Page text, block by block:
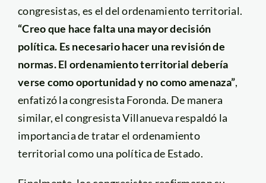
congresistas, es el del ordenamiento territorial.
“Creo que hace falta una mayor decisión
política. Es necesario hacer una revisión de
normas. El ordenamiento territorial debería
verse como oportunidad y no como amenaza”,
enfatizó la congresista Foronda. De manera
similar, el congresista Villanueva respaldó la
importancia de tratar el ordenamiento
territorial como una política de Estado.